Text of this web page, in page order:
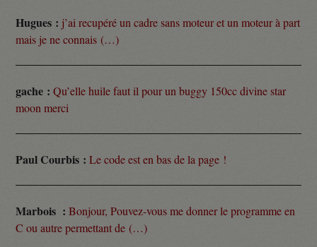
Hugues : j’ai recupéré un cadre sans moteur et un moteur à part
mais je ne connais (…)
gache : Qu’elle huile faut il pour un buggy 150cc divine star
moon merci
Paul Courbis : Le code est en bas de la page !
Marbois : Bonjour, Pouvez-vous me donner le programme en
C ou autre permettant de (…)